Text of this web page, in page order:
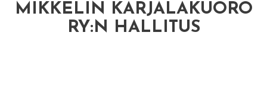
MIKKELIN KARJALAKUORO
RY:N HALLITUS